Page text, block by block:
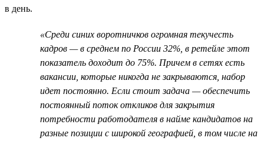
в день.
«Среди синих воротничков огромная текучесть
кадров — в среднем по России 32%, в ретейле этот
показатель доходит до 75%. Причем в сетях есть
вакансии, которые никогда не закрываются, набор
идет постоянно. Если стоит задача — обеспечить
постоянный поток откликов для закрытия
потребности работодателя в найме кандидатов на
разные позиции с широкой географией, в том числе на